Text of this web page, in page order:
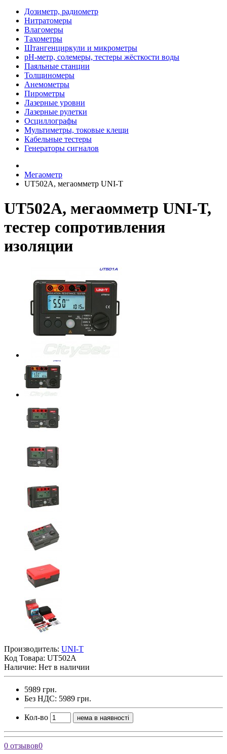
Дозиметр, радиометр
Нитратомеры
Влагомеры
Тахометры
Штангенциркули и микрометры
pH-метр, солемеры, тестеры жёсткости воды
Паяльные станции
Толщиномеры
Анемометры
Пирометры
Лазерные уровни
Лазерные рулетки
Осциллографы
Мультиметры, токовые клещи
Кабельные тестеры
Генераторы сигналов
Мегаометр
UT502A, мегаомметр UNI-T
UT502A, мегаомметр UNI-T,
тестер сопротивления
изоляции
Производитель: UNI-T
Код Товара: UT502A
Наличие: Нет в наличии
5989 грн.
Без НДС: 5989 грн.
Кол-во нема в наявності
0 отзывов0